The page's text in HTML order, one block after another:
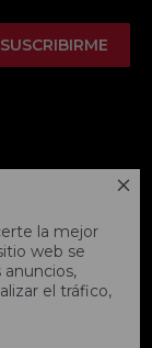

la mejor
web se
anuncios,
el tráfico,
SUSCRIBIRME